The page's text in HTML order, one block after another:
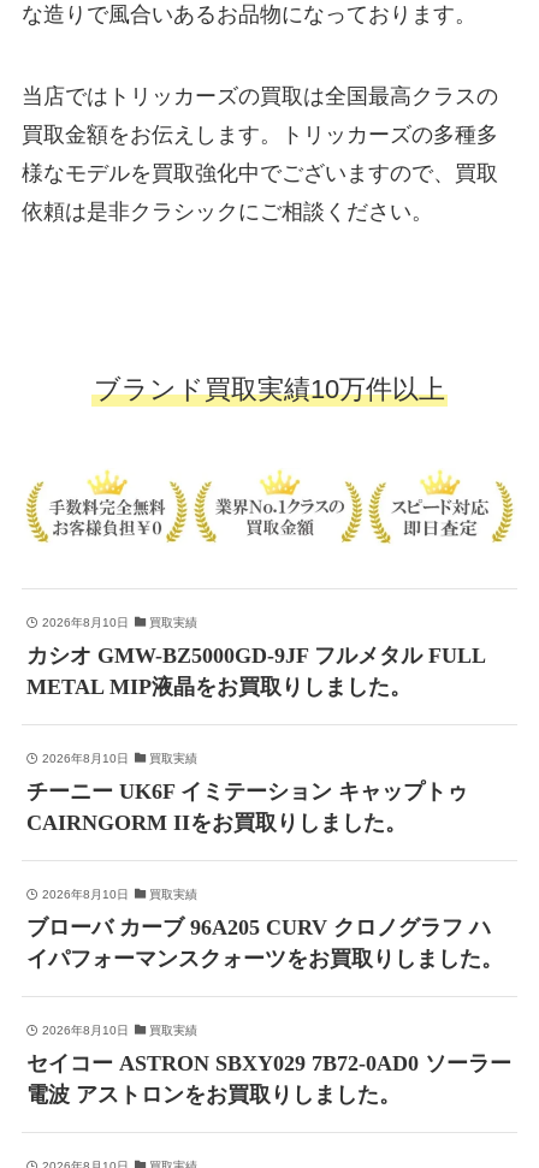
な造りで風合いあるお品物になっております。
当店ではトリッカーズの買取は全国最高クラスの
買取金額をお伝えします。トリッカーズの多種多
様なモデルを買取強化中でございますので、買取
依頼は是非クラシックにご相談ください。
ブランド買取実績10万件以上
2026年8月10日 買取実績
カシオ GMW-BZ5000GD-9JF フルメタル FULL
METAL MIP液晶をお買取りしました。
2026年8月10日 買取実績
チーニー UK6F イミテーション キャップトゥ
CAIRNGORM IIをお買取りしました。
2026年8月10日 買取実績
ブローバ カーブ 96A205 CURV クロノグラフ ハ
イパフォーマンスクォーツをお買取りしました。
2026年8月10日 買取実績
セイコー ASTRON SBXY029 7B72-0AD0 ソーラー
電波 アストロンをお買取りしました。